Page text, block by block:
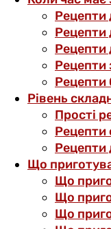
Рецепти
Рецепти
Рецепти
Рецепти
Рецепти
Рівень
Прості
Рецепти
Рецепти
Що
Що
Що
Що